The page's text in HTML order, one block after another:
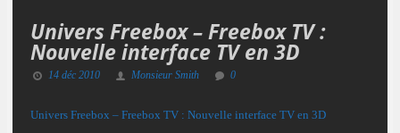
Univers Freebox – Freebox TV :
Nouvelle interface TV en 3D
14 déc 2010 Monsieur Smith 0
Univers Freebox – Freebox TV : Nouvelle interface TV en 3D